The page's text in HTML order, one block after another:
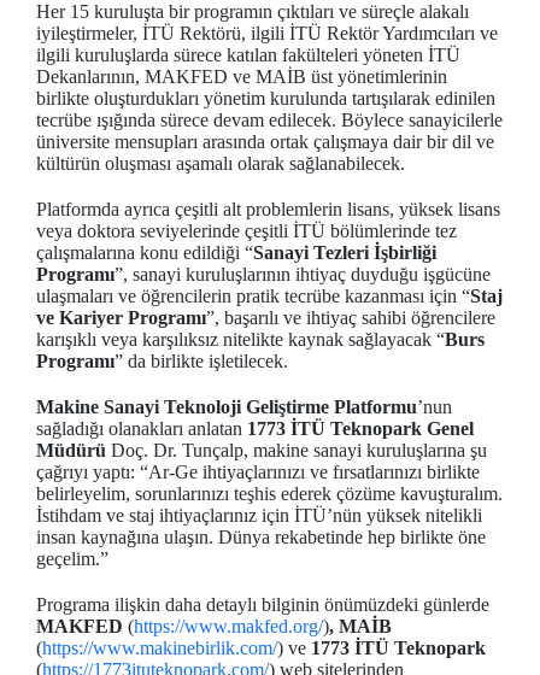
Her 15 kuruluşta bir programın çıktıları ve süreçle alakalı
iyileştirmeler, İTÜ Rektörü, ilgili İTÜ Rektör Yardımcıları ve
ilgili kuruluşlarda sürece katılan fakülteleri yöneten İTÜ
Dekanlarının, MAKFED ve MAİB üst yönetimlerinin
birlikte oluşturdukları yönetim kurulunda tartışılarak edinilen
tecrübe ışığında sürece devam edilecek. Böylece sanayicilerle
üniversite mensupları arasında ortak çalışmaya dair bir dil ve
kültürün oluşması aşamalı olarak sağlanabilecek.
Platformda ayrıca çeşitli alt problemlerin lisans, yüksek lisans
veya doktora seviyelerinde çeşitli İTÜ bölümlerinde tez
çalışmalarına konu edildiği “Sanayi Tezleri İşbirliği
Programı”, sanayi kuruluşlarının ihtiyaç duyduğu işgücüne
ulaşmaları ve öğrencilerin pratik tecrübe kazanması için “Staj
ve Kariyer Programı”, başarılı ve ihtiyaç sahibi öğrencilere
karışıklı veya karşılıksız nitelikte kaynak sağlayacak “Burs
Programı” da birlikte işletilecek.
Makine Sanayi Teknoloji Geliştirme Platformu’nun
sağladığı olanakları anlatan 1773 İTÜ Teknopark Genel
Müdürü Doç. Dr. Tunçalp, makine sanayi kuruluşlarına şu
çağrıyı yaptı: “Ar-Ge ihtiyaçlarınızı ve fırsatlarınızı birlikte
belirleyelim, sorunlarınızı teşhis ederek çözüme kavuşturalım.
İstihdam ve staj ihtiyaçlarınız için İTÜ’nün yüksek nitelikli
insan kaynağına ulaşın. Dünya rekabetinde hep birlikte öne
geçelim.”
Programa ilişkin daha detaylı bilginin önümüzdeki günlerde
MAKFED (https://www.makfed.org/), MAİB
(https://www.makinebirlik.com/) ve 1773 İTÜ Teknopark
(https://1773ituteknopark.com/) web sitelerinden